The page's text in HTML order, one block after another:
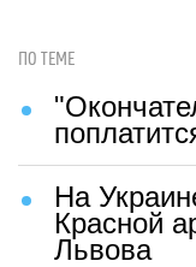
ПО ТЕМЕ
На
Красной
Львова